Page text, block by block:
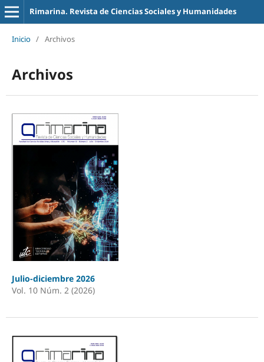
Rimarina. Revista de Ciencias Sociales y Humanidades
Inicio / Archivos
Archivos
Julio-diciembre 2026
Vol. 10 Núm. 2 (2026)